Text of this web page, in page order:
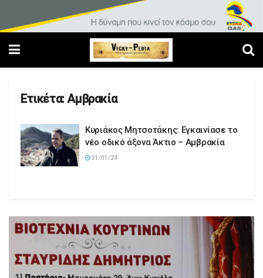
Ετικέτα:Αμβρακία
Κυριάκος Μητσοτάκης: Εγκαινίασε το
νέο οδικό άξονα Άκτιο – Αμβρακία
31/01/24